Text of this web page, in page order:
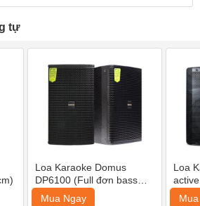
tự
Loa Karaoke Domus
DP6100 (Full đơn bass
25cm)
Mua Ngay
Loa